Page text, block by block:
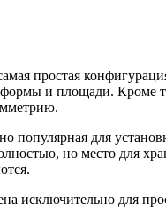
простая
и площади. Кроме
популярная для
но место для
исключительно для